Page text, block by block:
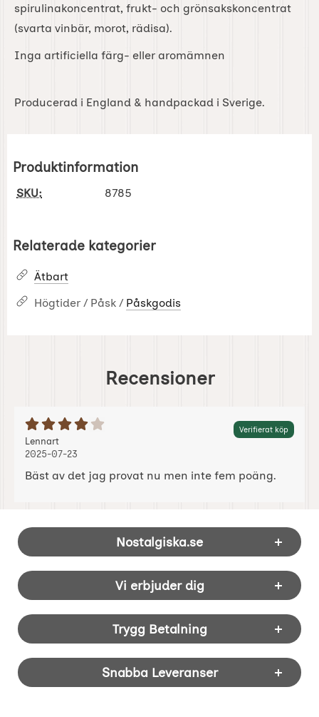
spirulinakoncentrat, frukt- och grönsakskoncentrat
(svarta vinbär, morot, rädisa).
Inga artificiella färg- eller aromämnen
Producerad i England & handpackad i Sverige.
Produktinformation
SKU: 8785
Relaterade kategorier
Ätbart
Högtider / Påsk / Påskgodis
Recensioner
Betyg: 4 Stjärnor av 5 Verifierat köp
Recension av:
Lennart, 2025-07-23
, 2025-07-23
2025-07-23
Bäst av det jag provat nu men inte fem poäng.
Sidfot Blandad info och länkar
Nostalgiska.se
Vi erbjuder dig
Trygg Betalning
Snabba Leveranser